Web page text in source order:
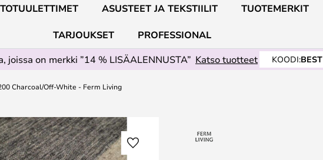
ASUSTEET JA TEKSTIILIT TUOTEMERKIT
TARJOUKSET
PROFESSIONAL
joissa on merkki ”14 % LISÄALENNUSTA” Katso tuotteet KOODI:BEST
Charcoal/Off-White - Ferm Living